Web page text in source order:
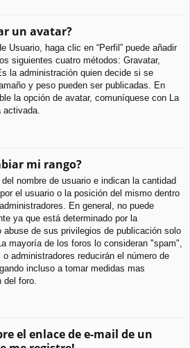
un avatar?
Usuario, haga clic en “Perfil” puede añadir
siguientes cuatro métodos: Gravatar,
la administración quien decide si se
y peso pueden ser publicadas. En
la opción de avatar, comuníquese con La
activada.
mi rango?
del nombre de usuario e indican la cantidad
el usuario o la posición del mismo dentro
En general, no puede
ya que está determinado por la
abuse de sus privilegios de publicación solo
mayoría de los foros lo consideran "spam",
administradores reducirán el número de
incluso a tomar medidas mas
foro.
el enlace de e-mail de un